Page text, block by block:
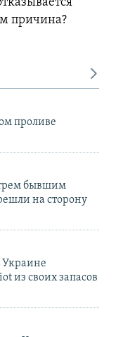
причина?
проливе
бывшим
на сторону
Украине
из своих запасов